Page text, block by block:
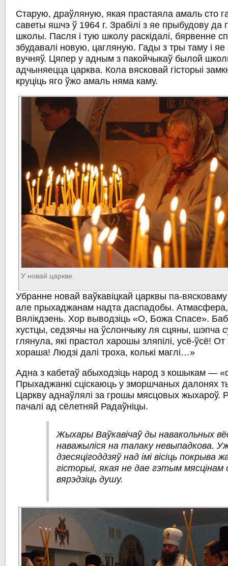
Старую, драўляную, якая прастаяла амаль сто
саветы яшчэ ў 1964 г. Зрабілі з яе прыбудову да
школы. Пасля і тую школу раскідалі, бярвенне
збудавалі новую, цагляную. Гады з тры таму і
вучняў. Цяпер у адным з пакойчыкаў былой
адчыняецца царква. Кола вясковай гісторыі
круціць яго ўжо амаль няма каму.
У новай царкве.
Убранне новай ваўкавіцкай царквы па-
але прыхаджанам надта даспадобы. Атмасфера,
Вялікдзень. Хор выводзіць «О, Божа Спасе».
хустцы, седзячы на ўслончыку ля сцяны, шэпча
глянула, які прастол харошы зляпілі, усё-ўсё!
хораша! Людзі далі троха, колькі маглі…»
Адна з кабетаў абыходзіць народ з кошыкам —
Прыхаджанкі сціскаюць у зморшчаных далонях
Царкву аднаўлялі за грошы мясцовых жыхароў.
пачалі ад сёлетняй Радаўніцы.
Жыхары Ваўкавічаў ды навакольных
наважыліся на талаку невыпадкова.
дзесяцігоддзяў над імі вісіць покрыва
гісторыі, якая не дае гэтым мясцінам
вярэдзіць душу.